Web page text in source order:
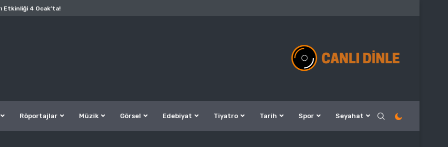
Etkinliği 4 Ocak’ta!
Röportajlar Müzik Görsel Edebiyat Tiyatro Tarih Spor Seyahat